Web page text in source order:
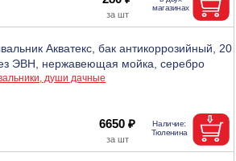
Акватекс, бак антикоррозийный, 20
ЭВН, нержавеющая мойка, серебро
души дачные
6650 ₽